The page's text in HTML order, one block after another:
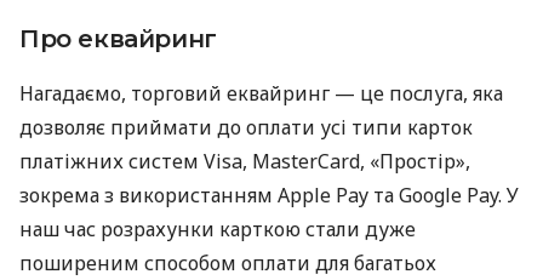
Про еквайринг
Нагадаємо, торговий еквайринг — це послуга, яка
дозволяє приймати до оплати усі типи карток
платіжних систем Visa, MasterCard, «Простір»,
зокрема з використанням Apple Pay та Google Pay. У
наш час розрахунки карткою стали дуже
поширеним способом оплати для багатьох